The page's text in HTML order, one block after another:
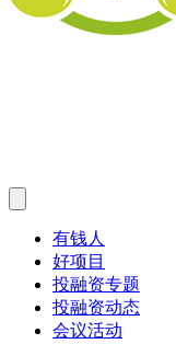
有钱人
好项目
投融资专题
投融资动态
会议活动